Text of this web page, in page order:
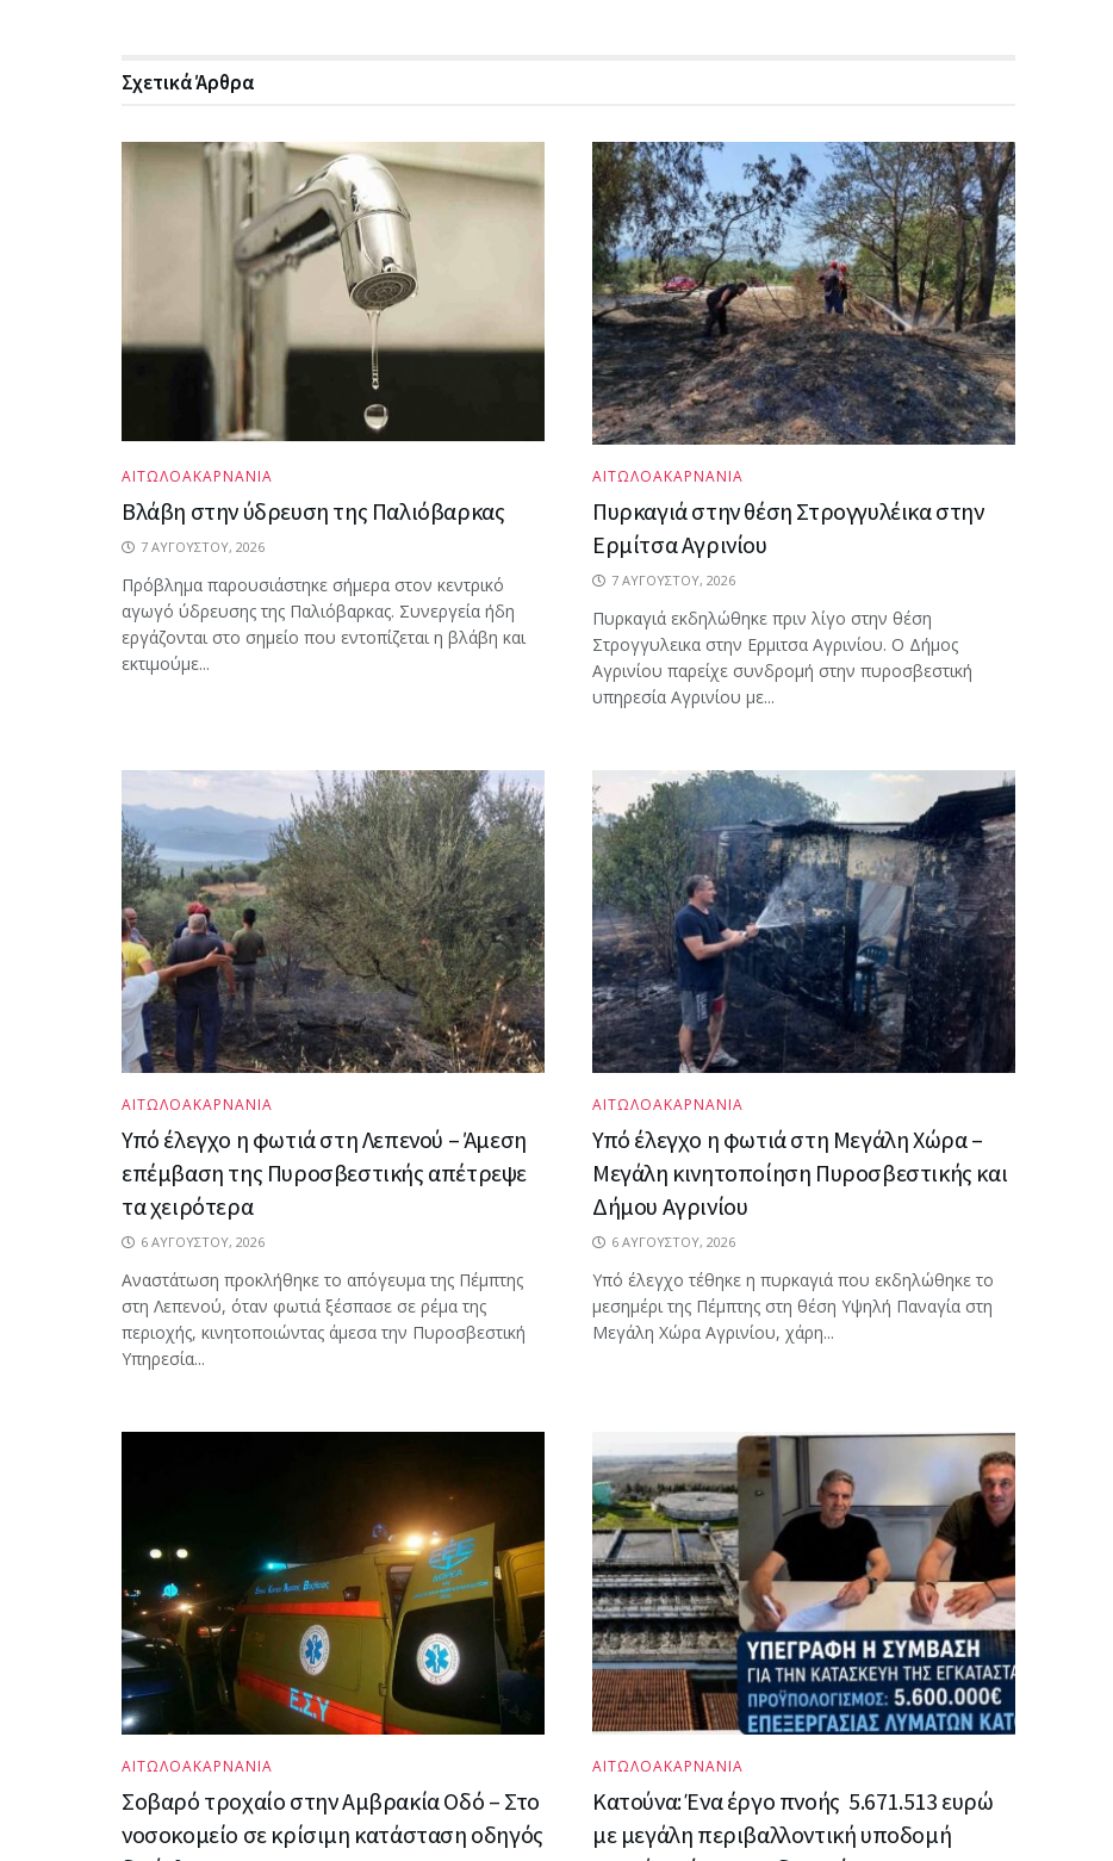
ΣχετικάΆρθρα
ΑΙΤΩΛΟΑΚΑΡΝΑΝΙΑ
Βλάβη στην ύδρευση της Παλιόβαρκας
7 ΑΥΓΟΎΣΤΟΥ, 2026
Πρόβλημα παρουσιάστηκε σήμερα στον κεντρικό
αγωγό ύδρευσης της Παλιόβαρκας. Συνεργεία ήδη
εργάζονται στο σημείο που εντοπίζεται η βλάβη και
εκτιμούμε...
ΑΙΤΩΛΟΑΚΑΡΝΑΝΙΑ
Πυρκαγιά στην θέση Στρογγυλέικα στην
Ερμίτσα Αγρινίου
7 ΑΥΓΟΎΣΤΟΥ, 2026
Πυρκαγιά εκδηλώθηκε πριν λίγο στην θέση
Στρογγυλεικα στην Ερμιτσα Αγρινίου. Ο Δήμος
Αγρινίου παρείχε συνδρομή στην πυροσβεστική
υπηρεσία Αγρινίου με...
ΑΙΤΩΛΟΑΚΑΡΝΑΝΙΑ
Υπό έλεγχο η φωτιά στη Λεπενού – Άμεση
επέμβαση της Πυροσβεστικής απέτρεψε
τα χειρότερα
6 ΑΥΓΟΎΣΤΟΥ, 2026
Αναστάτωση προκλήθηκε το απόγευμα της Πέμπτης
στη Λεπενού, όταν φωτιά ξέσπασε σε ρέμα της
περιοχής, κινητοποιώντας άμεσα την Πυροσβεστική
Υπηρεσία...
ΑΙΤΩΛΟΑΚΑΡΝΑΝΙΑ
Υπό έλεγχο η φωτιά στη Μεγάλη Χώρα –
Μεγάλη κινητοποίηση Πυροσβεστικής και
Δήμου Αγρινίου
6 ΑΥΓΟΎΣΤΟΥ, 2026
Υπό έλεγχο τέθηκε η πυρκαγιά που εκδηλώθηκε το
μεσημέρι της Πέμπτης στη θέση Υψηλή Παναγία στη
Μεγάλη Χώρα Αγρινίου, χάρη...
ΑΙΤΩΛΟΑΚΑΡΝΑΝΙΑ
Σοβαρό τροχαίο στην Αμβρακία Οδό – Στο
νοσοκομείο σε κρίσιμη κατάσταση οδηγός
ΑΙΤΩΛΟΑΚΑΡΝΑΝΙΑ
Κατούνα: Ένα έργο πνοής 5.671.513 ευρώ
με μεγάλη περιβαλλοντική υποδομή